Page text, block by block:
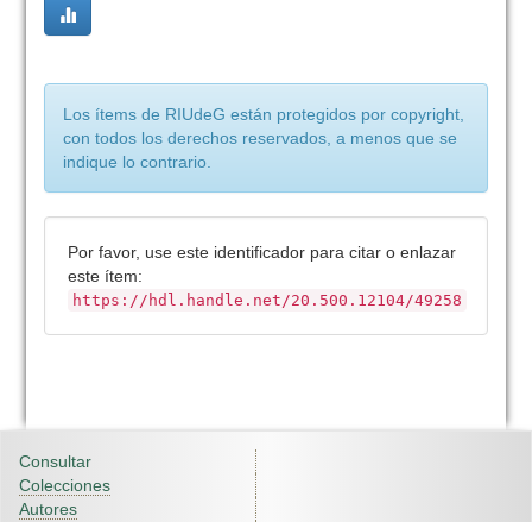
Los ítems de RIUdeG están protegidos por copyright,
con todos los derechos reservados, a menos que se
indique lo contrario.
Por favor, use este identificador para citar o enlazar
este ítem:
https://hdl.handle.net/20.500.12104/49258
Consultar
Colecciones
Autores